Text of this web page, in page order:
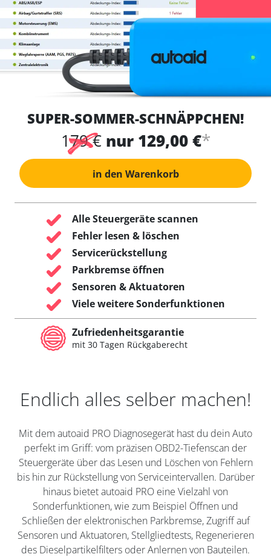
SUPER-SOMMER-SCHNÄPPCHEN!
179 € nur 129,00 €*
in den Warenkorb
Alle Steuergeräte scannen
Fehler lesen & löschen
Servicerückstellung
Parkbremse öffnen
Sensoren & Aktuatoren
Viele weitere Sonderfunktionen
Zufriedenheitsgarantie
mit 30 Tagen Rückgaberecht
Endlich alles selber machen!
Mit dem autoaid PRO Diagnosegerät hast du dein Auto
perfekt im Griff: vom präzisen OBD2-Tiefenscan der
Steuergeräte über das Lesen und Löschen von Fehlern
bis hin zur Rückstellung von Serviceintervallen. Darüber
hinaus bietet autoaid PRO eine Vielzahl von
Sonderfunktionen, wie zum Beispiel Öffnen und
Schließen der elektronischen Parkbremse, Zugriff auf
Sensoren und Aktuatoren, Stellgliedtests, Regenerieren
des Dieselpartikelfilters oder Anlernen von Bauteilen.